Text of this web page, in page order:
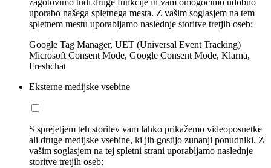
zagotovimo tudi druge funkcije in vam omogočimo udobno
uporabo našega spletnega mesta. Z vašim soglasjem na tem
spletnem mestu uporabljamo naslednje storitve tretjih oseb:
Google Tag Manager, UET (Universal Event Tracking)
Microsoft Consent Mode, Google Consent Mode, Klarna,
Freshchat
Eksterne medijske vsebine
S sprejetjem teh storitev vam lahko prikažemo videoposnetke
ali druge medijske vsebine, ki jih gostijo zunanji ponudniki. Z
vašim soglasjem na tej spletni strani uporabljamo naslednje
storitve tretjih oseb: